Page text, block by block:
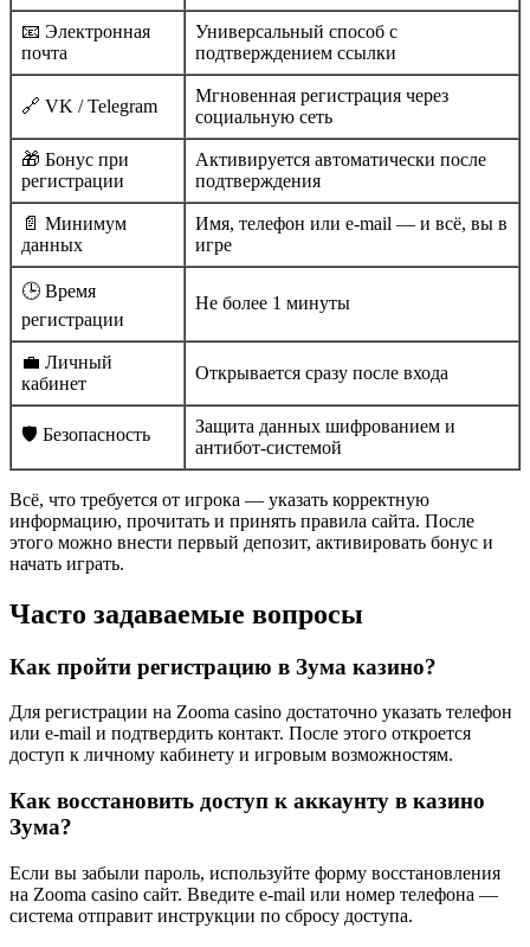
📧 Электронная
почта
Универсальный способ с
подтверждением ссылки
🔗 VK / Telegram
Мгновенная регистрация через
социальную сеть
🎁 Бонус при
регистрации
Активируется автоматически после
подтверждения
📄 Минимум
данных
Имя, телефон или e-mail — и всё, вы в
игре
🕒 Время
регистрации
Не более 1 минуты
💼 Личный
кабинет
Открывается сразу после входа
🛡️ Безопасность
Защита данных шифрованием и
антибот-системой
Всё, что требуется от игрока — указать корректную
информацию, прочитать и принять правила сайта. После
этого можно внести первый депозит, активировать бонус и
начать играть.
Часто задаваемые вопросы
Как пройти регистрацию в Зума казино?
Для регистрации на Zooma casino достаточно указать телефон
или e-mail и подтвердить контакт. После этого откроется
доступ к личному кабинету и игровым возможностям.
Как восстановить доступ к аккаунту в казино
Зума?
Если вы забыли пароль, используйте форму восстановления
на Zooma casino сайт. Введите e-mail или номер телефона —
система отправит инструкции по сбросу доступа.